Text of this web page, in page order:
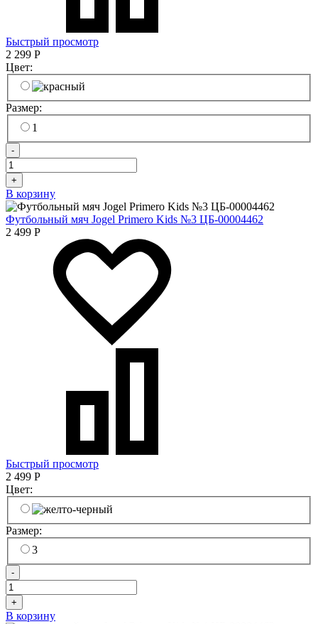
Быстрый просмотр
2 299 Р
Цвет:
Размер:
1
-
+
В корзину
Футбольный мяч Jogel Primero Kids №3 ЦБ-00004462
2 499 Р
Быстрый просмотр
2 499 Р
Цвет:
Размер:
3
-
+
В корзину